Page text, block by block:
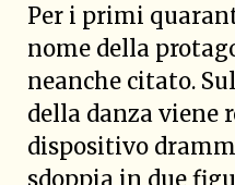
Per i primi
nome della
neanche citato.
della danza viene
dispositivo
sdoppia in due